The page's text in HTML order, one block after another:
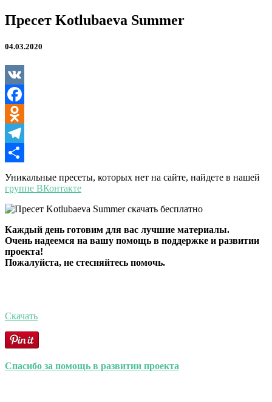
Пресет
Kotlubaeva
Пресет Kotlubaeva Summer
04.03.2020
VK
Facebook
Odnoklassniki
Telegram
Отправить
Уникальные пресеты, которых нет на сайте, найдете в нашей
группе ВКонтакте
Каждый день готовим для вас лучшие материалы.
Очень надеемся на вашу помощь в поддержке и развитии
проекта!
Пожалуйста, не стесняйтесь помочь.
Скачать
Спасибо за помощь в развитии проекта